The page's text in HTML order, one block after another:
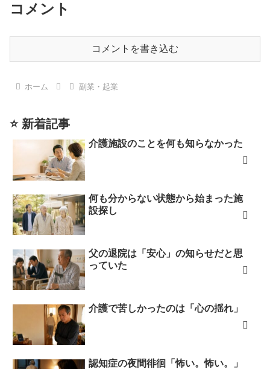
コメント
コメントを書き込む
ホーム 副業・起業
⭐ 新着記事
介護施設のことを何も知らなかった
何も分からない状態から始まった施
設探し
父の退院は「安心」の知らせだと思
っていた
介護で苦しかったのは「心の揺れ」
認知症の夜間徘徊「怖い。怖い。」